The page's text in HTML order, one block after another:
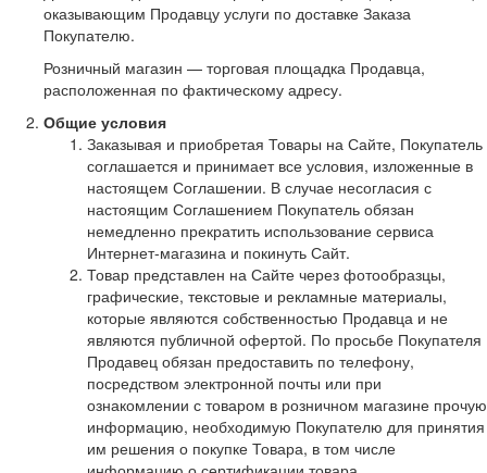
оказывающим Продавцу услуги по доставке Заказа
Покупателю.
Розничный магазин — торговая площадка Продавца,
расположенная по фактическому адресу.
Общие условия
Заказывая и приобретая Товары на Сайте, Покупатель
соглашается и принимает все условия, изложенные в
настоящем Соглашении. В случае несогласия с
настоящим Соглашением Покупатель обязан
немедленно прекратить использование сервиса
Интернет-магазина и покинуть Сайт.
Товар представлен на Сайте через фотообразцы,
графические, текстовые и рекламные материалы,
которые являются собственностью Продавца и не
являются публичной офертой. По просьбе Покупателя
Продавец обязан предоставить по телефону,
посредством электронной почты или при
ознакомлении с товаром в розничном магазине прочую
информацию, необходимую Покупателю для принятия
им решения о покупке Товара, в том числе